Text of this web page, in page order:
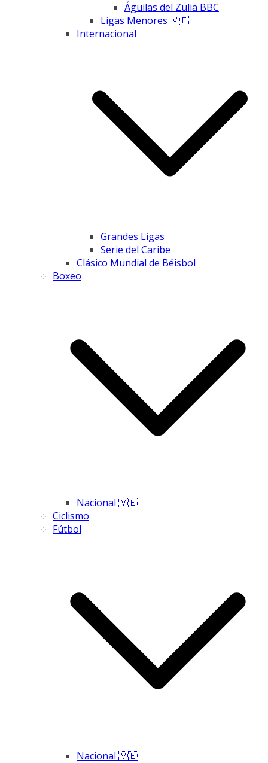
Águilas del Zulia BBC
Ligas Menores 🇻🇪
Internacional
Grandes Ligas
Serie del Caribe
Clásico Mundial de Béisbol
Boxeo
Nacional 🇻🇪
Ciclismo
Fútbol
Nacional 🇻🇪